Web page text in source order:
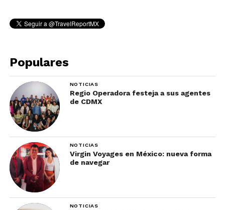
Populares
NOTICIAS
Regio Operadora festeja a sus agentes
de CDMX
NOTICIAS
Virgin Voyages en México: nueva forma
de navegar
NOTICIAS